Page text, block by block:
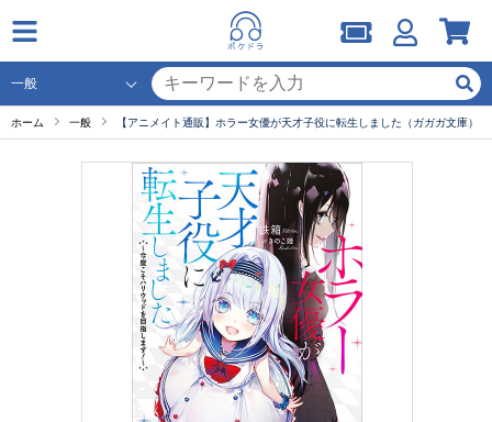
ホーム 一般 【アニメイト通販】ホラー女優が天才子役に転生しました（ガガガ文庫）